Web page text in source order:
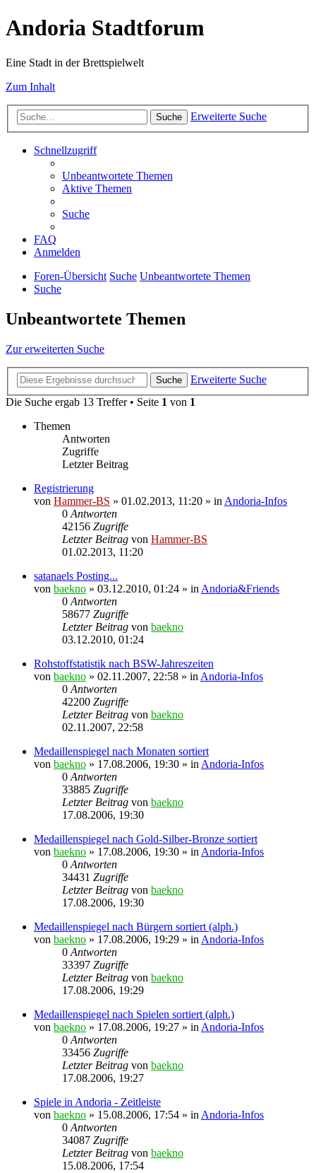
Andoria Stadtforum
Eine Stadt in der Brettspielwelt
Zum Inhalt
Suche Erweiterte Suche
Schnellzugriff
Unbeantwortete Themen
Aktive Themen
Suche
FAQ
Anmelden
Foren-Übersicht Suche Unbeantwortete Themen
Suche
Unbeantwortete Themen
Zur erweiterten Suche
Suche
Erweiterte Suche
Die Suche ergab 13 Treffer • Seite 1 von 1
Themen
Antworten
Zugriffe
Letzter Beitrag
Registrierung
von Hammer-BS » 01.02.2013, 11:20 » in Andoria-Infos
0 Antworten
42156 Zugriffe
Letzter Beitrag von Hammer-BS
01.02.2013, 11:20
satanaels Posting...
von baekno » 03.12.2010, 01:24 » in Andoria&Friends
0 Antworten
58677 Zugriffe
Letzter Beitrag von baekno
03.12.2010, 01:24
Rohstoffstatistik nach BSW-Jahreszeiten
von baekno » 02.11.2007, 22:58 » in Andoria-Infos
0 Antworten
42200 Zugriffe
Letzter Beitrag von baekno
02.11.2007, 22:58
Medaillenspiegel nach Monaten sortiert
von baekno » 17.08.2006, 19:30 » in Andoria-Infos
0 Antworten
33885 Zugriffe
Letzter Beitrag von baekno
17.08.2006, 19:30
Medaillenspiegel nach Gold-Silber-Bronze sortiert
von baekno » 17.08.2006, 19:30 » in Andoria-Infos
0 Antworten
34431 Zugriffe
Letzter Beitrag von baekno
17.08.2006, 19:30
Medaillenspiegel nach Bürgern sortiert (alph.)
von baekno » 17.08.2006, 19:29 » in Andoria-Infos
0 Antworten
33397 Zugriffe
Letzter Beitrag von baekno
17.08.2006, 19:29
Medaillenspiegel nach Spielen sortiert (alph.)
von baekno » 17.08.2006, 19:27 » in Andoria-Infos
0 Antworten
33456 Zugriffe
Letzter Beitrag von baekno
17.08.2006, 19:27
Spiele in Andoria - Zeitleiste
von baekno » 15.08.2006, 17:54 » in Andoria-Infos
0 Antworten
34087 Zugriffe
Letzter Beitrag von baekno
15.08.2006, 17:54